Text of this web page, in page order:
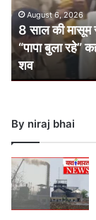
दुष्कर्म
के
बाद
हत्या
स्कूल
बुला
रहे”
ले
गया
दरिंदा,
जंगल
August 6, 2026
8 साल की मासूम
“पापा बुला रहे”
शव
By niraj bhai